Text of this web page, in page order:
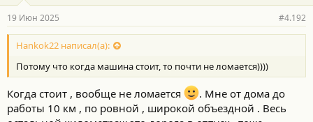
19 Июн 2025 #4.192
Hankok22 написал(а):
Потому что когда машина стоит, то почти не ломается))))
Когда стоит , вообще не ломается
. Мне от дома до
работы 10 км , по ровной , широкой объездной . Весь